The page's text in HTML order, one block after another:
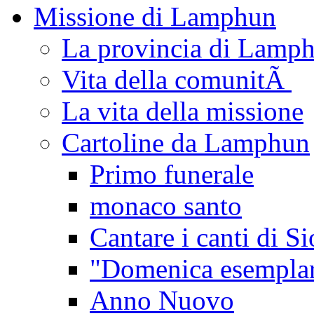
Missione di Lamphun
La provincia di
Vita della comunitÃ
La vita della missione
Cartoline da Lamphun
Primo funerale
monaco santo
Cantare i canti di
"Domenica
Anno Nuovo